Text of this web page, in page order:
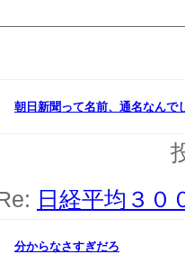
朝日新聞って名前、通名なんで
日経平均３０
分からなさすぎだろ